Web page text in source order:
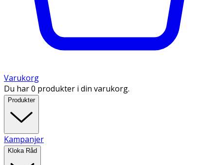
Varukorg
Du har 0 produkter i din varukorg.
Produkter
Kampanjer
Kloka Råd